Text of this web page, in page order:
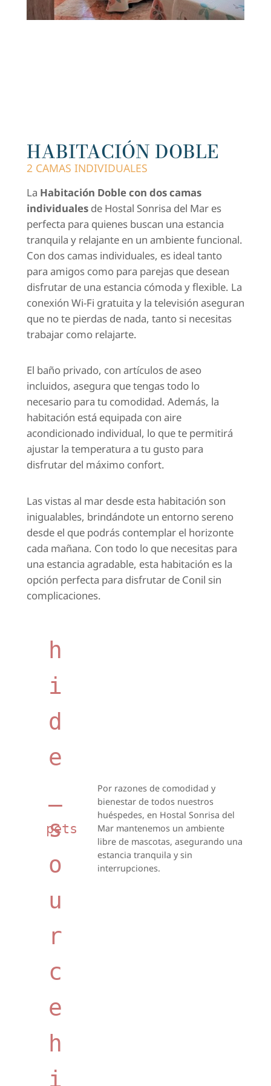
HABITACIÓN DOBLE
2 CAMAS INDIVIDUALES
La Habitación Doble con dos camas
individualesde Hostal Sonrisa del Mar es
perfecta para quienes buscan una estancia
tranquila y relajante en un ambiente funcional.
Con dos camas individuales, es ideal tanto
para amigos como para parejas que desean
disfrutar de una estancia cómoda y flexible. La
conexión Wi-Fi gratuita y la televisión aseguran
que no te pierdas de nada, tanto si necesitas
trabajar como relajarte.
El baño privado, con artículos de aseo
incluidos, asegura que tengas todo lo
necesario para tu comodidad. Además, la
habitación está equipada con aire
acondicionado individual, lo que te permitirá
ajustar la temperatura a tu gusto para
disfrutar del máximo confort.
Las vistas al mar desde esta habitación son
inigualables, brindándote un entorno sereno
desde el que podrás contemplar el horizonte
cada mañana. Con todo lo que necesitas para
una estancia agradable, esta habitación es la
opción perfecta para disfrutar de Conil sin
complicaciones.
h
i
d
e
s
o
u
r
c
e
pets
Por razones de comodidad y
bienestar de todos nuestros
huéspedes, en Hostal Sonrisa del
Mar mantenemos un ambiente
libre de mascotas, asegurando una
estancia tranquila y sin
interrupciones.
h
i